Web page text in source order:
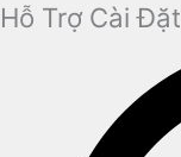
Hỗ Trợ Cài Đặt